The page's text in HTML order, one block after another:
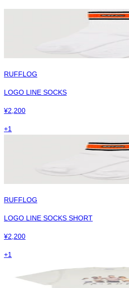
RUFFLOG
LOGO LINE SOCKS
¥2,200
+1
RUFFLOG
LOGO LINE SOCKS SHORT
¥2,200
+1